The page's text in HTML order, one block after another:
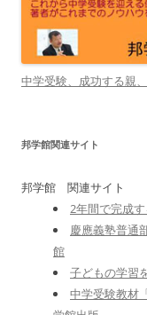
中学受験、成功する親
邦学館関連サイト
邦学館 関連サイト
2年間で完成
慶應義塾普通
館
子どもの学習
中学受験教材